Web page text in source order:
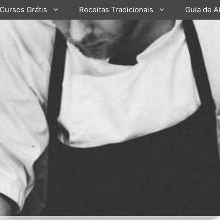
Cursos Grátis Receitas Tradicionais Guia de